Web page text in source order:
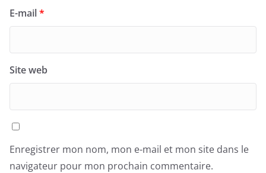
E-mail*
Site web
Enregistrer mon nom, mon e-mail et mon site dans le
navigateur pour mon prochain commentaire.